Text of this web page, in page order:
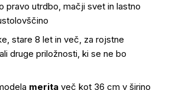
pravo utrdbo, mačji svet in lastno
stare 8 let in več, za rojstne
druge priložnosti, ki se ne bo
merita več kot 36 cm v širino